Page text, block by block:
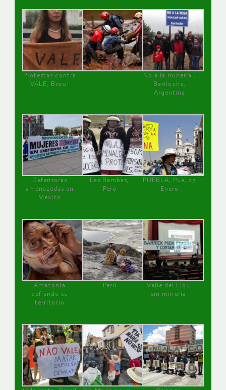
Protestas contra
VALE, Brasil
No a la minería ,
Bariloche,
Argentina
Defensoras
amenazadas en
México
Las Bambas,
Perú
PUEBLA, Pue, 27
Enero
Amazonía
defiende su
territorio
Perú
Valle del Elqui
sin minería.